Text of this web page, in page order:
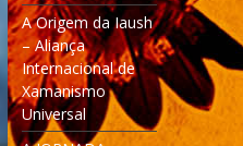
A Origem da Iaush
– Aliança
Internacional de
Xamanismo
Universal